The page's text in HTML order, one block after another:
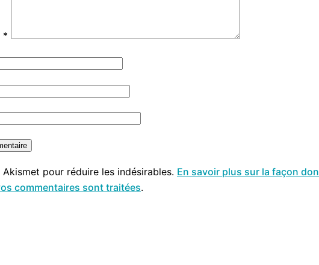
*
pour réduire les indésirables. En savoir plus sur la façon
commentaires sont traitées.